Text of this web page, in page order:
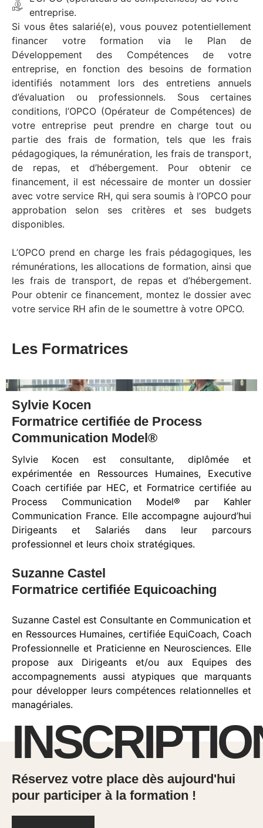
entreprise.
Si vous êtes salarié(e), vous pouvez potentiellement
financer votre formation via le Plan de
Développement des Compétences de votre
entreprise, en fonction des besoins de formation
identifiés notamment lors des entretiens annuels
d’évaluation ou professionnels. Sous certaines
conditions, l’OPCO (Opérateur de Compétences) de
votre entreprise peut prendre en charge tout ou
partie des frais de formation, tels que les frais
pédagogiques, la rémunération, les frais de transport,
de repas, et d’hébergement. Pour obtenir ce
financement, il est nécessaire de monter un dossier
avec votre service RH, qui sera soumis à l’OPCO pour
approbation selon ses critères et ses budgets
disponibles.
L’OPCO prend en charge les frais pédagogiques, les
rémunérations, les allocations de formation, ainsi que
les frais de transport, de repas et d’hébergement.
Pour obtenir ce financement, montez le dossier avec
votre service RH afin de le soumettre à votre OPCO.
Les Formatrices
Sylvie Kocen
Formatrice certifiée de Process
Communication Model®
Sylvie Kocen est consultante, diplômée et
expérimentée en Ressources Humaines, Executive
Coach certifiée par HEC, et Formatrice certifiée au
Process Communication Model® par Kahler
Communication France. Elle accompagne aujourd’hui
Dirigeants et Salariés dans leur parcours
professionnel et leurs choix stratégiques.
Suzanne Castel
Formatrice certifiée Equicoaching
Suzanne Castel est Consultante en Communication et
en Ressources Humaines, certifiée EquiCoach, Coach
Professionnelle et Praticienne en Neurosciences. Elle
propose aux Dirigeants et/ou aux Equipes des
accompagnements aussi atypiques que marquants
pour développer leurs compétences relationnelles et
managériales.
Réservez votre place dès aujourd'hui
pour participer à la formation !